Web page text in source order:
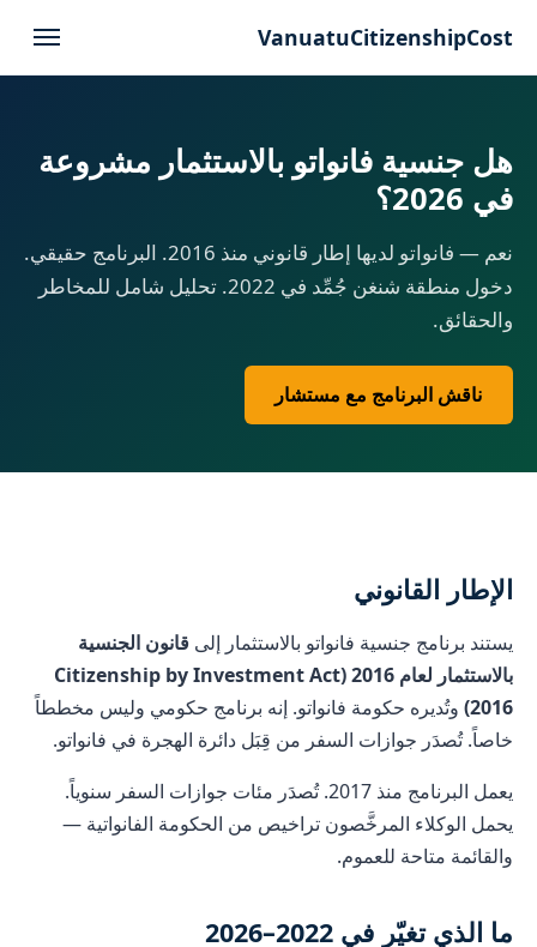
VanuatuCitizenshipCost
هل جنسية فانواتو بالاستثمار مشروعة
في 2026؟
نعم — فانواتو لديها إطار قانوني منذ 2016. البرنامج حقيقي.
دخول منطقة شنغن جُمِّد في 2022. تحليل شامل للمخاطر
والحقائق.
ناقش البرنامج مع مستشار
الإطار القانوني
يستند برنامج جنسية فانواتو بالاستثمار إلى قانون الجنسية
بالاستثمار لعام 2016 (Citizenship by Investment Act
2016) وتُديره حكومة فانواتو. إنه برنامج حكومي وليس مخططاً
خاصاً. تُصدَر جوازات السفر من قِبَل دائرة الهجرة في فانواتو.
يعمل البرنامج منذ 2017. تُصدَر مئات جوازات السفر سنوياً.
يحمل الوكلاء المرخَّصون تراخيص من الحكومة الفانواتية —
والقائمة متاحة للعموم.
ما الذي تغيّر في 2022–2026